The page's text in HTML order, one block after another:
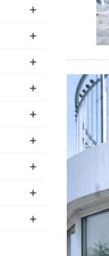
+
+
+
+
+
+
+
+
+